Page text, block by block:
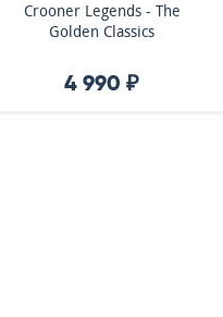
Crooner Legends - The
Golden Classics
4 990 ₽